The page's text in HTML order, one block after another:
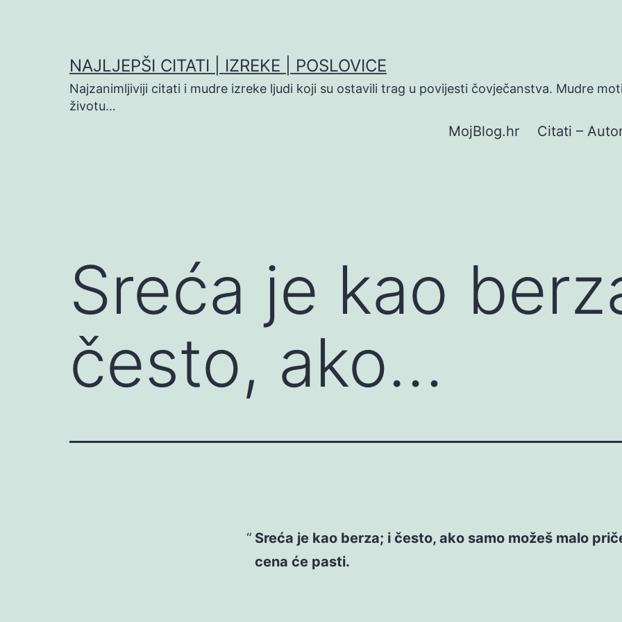
NAJLJEPŠI CITATI | IZREKE | POSLOVICE
Najzanimljiviji citati i mudre izreke ljudi koji su ostavili trag u povijesti čovječanstva. Mudre
životu…
MojBlog.hr Citati –
Sreća je kao
često, ako…
Sreća je kao berza; i često, ako samo možeš malo
cena će pasti.